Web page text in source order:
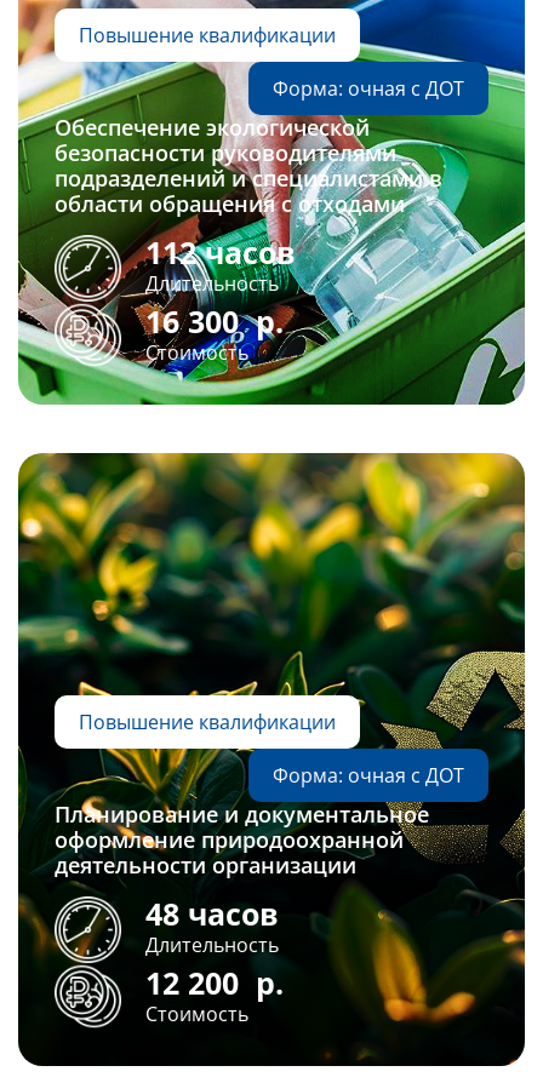
Повышение квалификации
Форма: очная с ДОТ
Обеспечение экологической
безопасности руководителями
подразделений и специалистами в
области обращения с отходами
112 часов
Длительность
16 300р.
Стоимость
Повышение квалификации
Форма: очная с ДОТ
Планирование и документальное
оформление природоохранной
деятельности организации
48 часов
Длительность
12 200 р.
Стоимость